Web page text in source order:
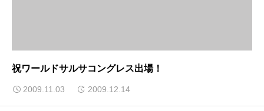
祝ワールドサルサコングレス出場！
2009.11.03 2009.12.14